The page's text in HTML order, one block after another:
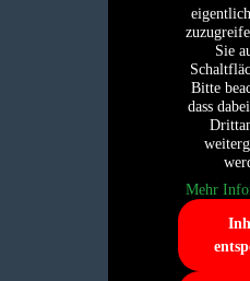
Sie
Bitte
dass
Mehr